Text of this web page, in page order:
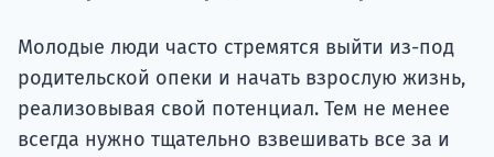
Молодые люди часто стремятся выйти из-под
родительской опеки и начать взрослую жизнь,
реализовывая свой потенциал. Тем не менее
всегда нужно тщательно взвешивать все за и